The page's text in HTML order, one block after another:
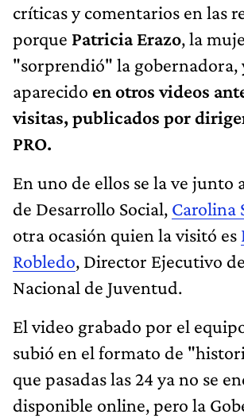
críticas y comentarios en las
porque Patricia Erazo, la
"sorprendió" la gobernadora,
aparecido en otros videos
visitas, publicados por
PRO.
En uno de ellos se la ve junto
de Desarrollo Social, Carolina
otra ocasión quien la visitó es
Robledo, Director Ejecutivo
Nacional de Juventud.
El video grabado por el
subió en el formato de
que pasadas las 24 ya no se
disponible online, pero la